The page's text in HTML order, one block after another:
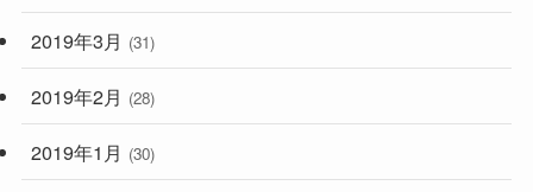
2019年3月 (31)
2019年2月 (28)
2019年1月 (30)